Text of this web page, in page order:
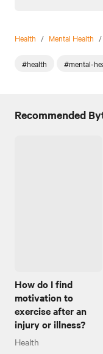
Health / Mental Health /
#health #mental-
Recommended
How do I find
motivation to
exercise after an
injury or illness?
Health